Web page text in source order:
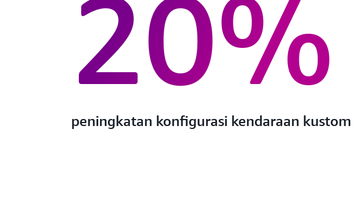
20%
peningkatan konfigurasi kendaraan kustom